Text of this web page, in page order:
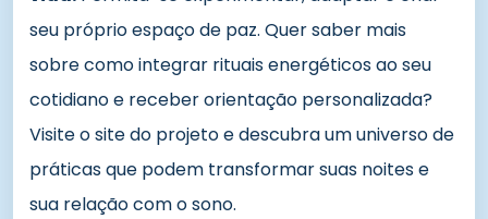
seu próprio espaço de paz. Quer saber mais
sobre como integrar rituais energéticos ao seu
cotidiano e receber orientação personalizada?
Visite o site do projeto e descubra um universo de
práticas que podem transformar suas noites e
sua relação com o sono.